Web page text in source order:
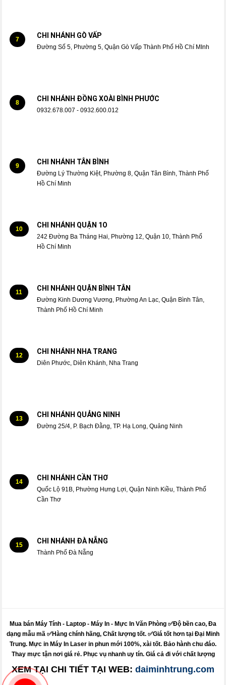
7 CHI NHÁNH GÒ VẤP
Đường Số 5, Phường 5, Quận Gò Vấp Thành Phố Hồ Chí MInh
8 CHI NHÁNH ĐỒNG XOÀI BÌNH PHƯỚC
0932.678.007 - 0932.600.012
9 CHI NHÁNH TÂN BÌNH
Đường Lý Thường Kiệt, Phường 8, Quận Tân Bình, Thành Phố
Hồ Chí Minh
10 CHI NHÁNH QUẬN 1O
242 Đường Ba Tháng Hai, Phường 12, Quận 10, Thành Phố
Hồ Chí Minh
11 CHI NHÁNH QUẬN BÌNH TÂN
Đường Kinh Dương Vương, Phường An Lạc, Quận Bình Tân,
Thành Phố Hồ Chí Minh
12 CHI NHÁNH NHA TRANG
Diên Phước, Diên Khánh, Nha Trang
13 CHI NHÁNH QUẢNG NINH
Đường 25/4, P. Bạch Đằng, TP. Hạ Long, Quảng Ninh
14 CHI NHÁNH CẦN THƠ
Quốc Lộ 91B, Phường Hưng Lợi, Quận Ninh Kiều, Thành Phố
Cần Thơ
15 CHI NHÁNH ĐÀ NẴNG
Thành Phố Đà Nẵng
Mua bán Máy Tính - Laptop - Máy In - Mực In Văn Phòng ✅Độ bền cao, Đa
dạng mẫu mã ✅Hàng chính hãng, Chất lượng tốt. ✅Giá tốt hơn tại Đại Minh
Trung. Mực in Máy In Laser in phun mới 100%, xài tốt. Bảo hành chu đáo.
Thay mựctận nơi giá rẻ. Phục vụ nhanh uy tín. Giá cả đi với chất lượng
XEM TẠI CHI TIẾT TẠI WEB: daiminhtrung.com